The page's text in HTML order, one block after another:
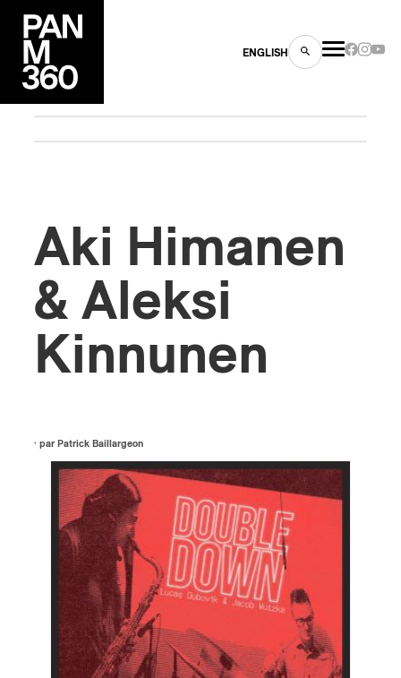
ENGLISH
Aki Himanen
& Aleksi
Kinnunen
· par Patrick Baillargeon